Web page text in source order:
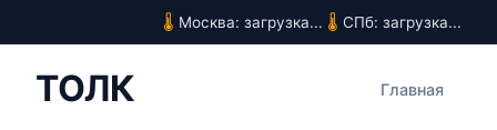
Москва: загрузка... СПб: загрузка...
ТОЛК Главная